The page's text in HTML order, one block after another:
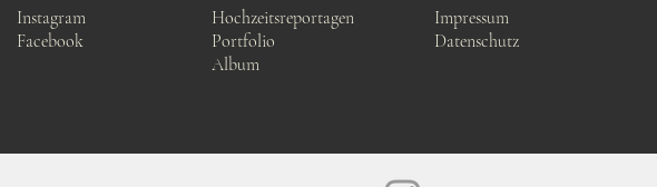
Instagram
Facebook
Hochzeitsreportagen
Portfolio
Album
Impressum
Datenschutz